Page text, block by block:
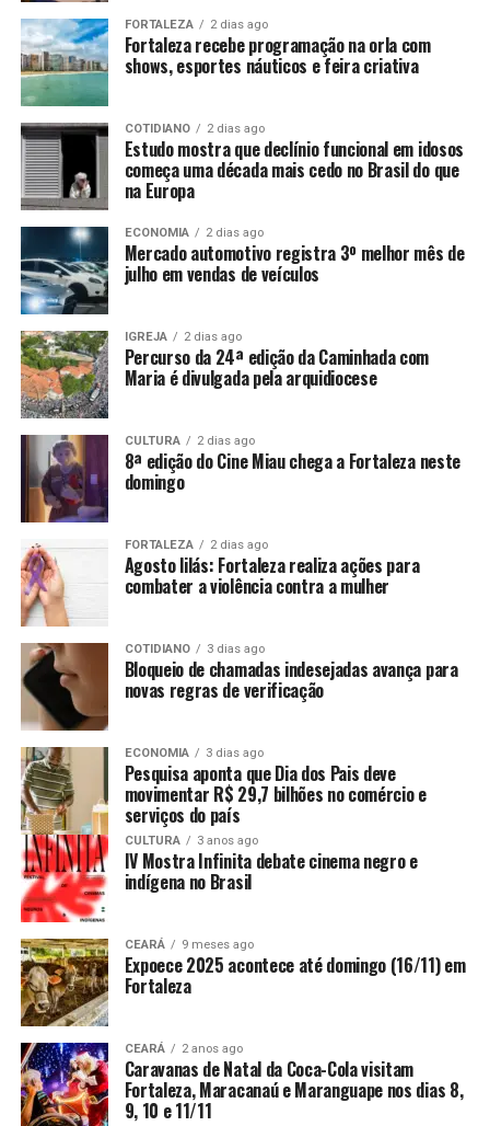
FORTALEZA 2 dias ago
Fortaleza recebe programação na orla com
shows, esportes náuticos e feira criativa
COTIDIANO 2 dias ago
Estudo mostra que declínio funcional em idosos
começa uma década mais cedo no Brasil do que
na Europa
ECONOMIA 2 dias ago
Mercado automotivo registra 3º melhor mês de
julho em vendas de veículos
IGREJA 2 dias ago
Percurso da 24ª edição da Caminhada com
Maria é divulgada pela arquidiocese
CULTURA 2 dias ago
8ª edição do Cine Miau chega a Fortaleza neste
domingo
FORTALEZA 2 dias ago
Agosto lilás: Fortaleza realiza ações para
combater a violência contra a mulher
COTIDIANO 3 dias ago
Bloqueio de chamadas indesejadas avança para
novas regras de verificação
ECONOMIA 3 dias ago
Pesquisa aponta que Dia dos Pais deve
movimentar R$ 29,7 bilhões no comércio e
serviços do país
CULTURA 3 anos ago
IV Mostra Infinita debate cinema negro e
indígena no Brasil
CEARÁ 9 meses ago
Expoece 2025 acontece até domingo (16/11) em
Fortaleza
CEARÁ 2 anos ago
Caravanas de Natal da Coca-Cola visitam
Fortaleza, Maracanaú e Maranguape nos dias 8,
9, 10 e 11/11